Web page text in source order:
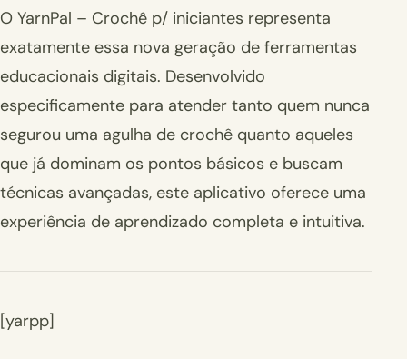
O YarnPal – Crochê p/ iniciantes representa
exatamente essa nova geração de ferramentas
educacionais digitais. Desenvolvido
especificamente para atender tanto quem nunca
segurou uma agulha de crochê quanto aqueles
que já dominam os pontos básicos e buscam
técnicas avançadas, este aplicativo oferece uma
experiência de aprendizado completa e intuitiva.
[yarpp]